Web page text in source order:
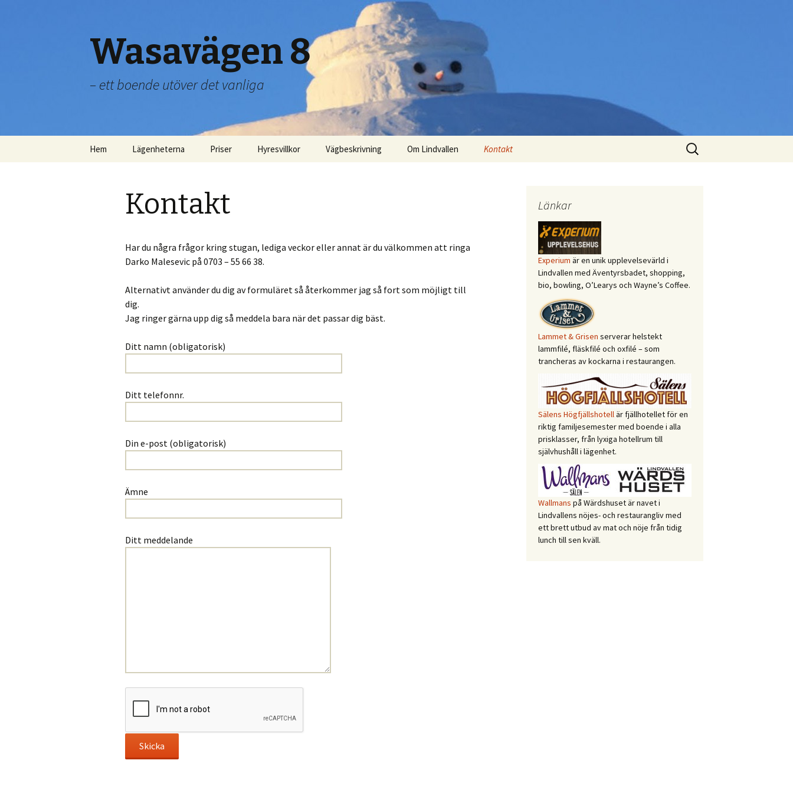
Wasavägen 8
– ett boende utöver det vanliga
Hoppa
Hem Lägenheterna Priser Hyresvillkor Vägbeskrivning Om Lindvallen Kontakt
Sök
efter:
Kontakt
Har du några frågor kring stugan, lediga veckor eller annat är du välkommen att ringa
Darko Malesevic på 0703 – 55 66 38.
Alternativt använder du dig av formuläret så återkommer jag så fort som möjligt till
dig.
Jag ringer gärna upp dig så meddela bara när det passar dig bäst.
Ditt namn (obligatorisk)
Ditt telefonnr.
Din e-post (obligatorisk)
Ämne
Ditt meddelande
Länkar
Experium är en unik upplevelsevärld i
Lindvallen med Äventyrsbadet, shopping,
bio, bowling, O’Learys och Wayne’s Coffee.
Lammet & Grisen serverar helstekt
lammfilé, fläskfilé och oxfilé – som
trancheras av kockarna i restaurangen.
Sälens Högfjällshotellär fjällhotellet för en
riktig familjesemester med boende i alla
prisklasser, från lyxiga hotellrum till
självhushåll i lägenhet.
Wallmans på Wärdshuset är navet i
Lindvallens nöjes- och restaurangliv med
ett brett utbud av mat och nöje från tidig
lunch till sen kväll.